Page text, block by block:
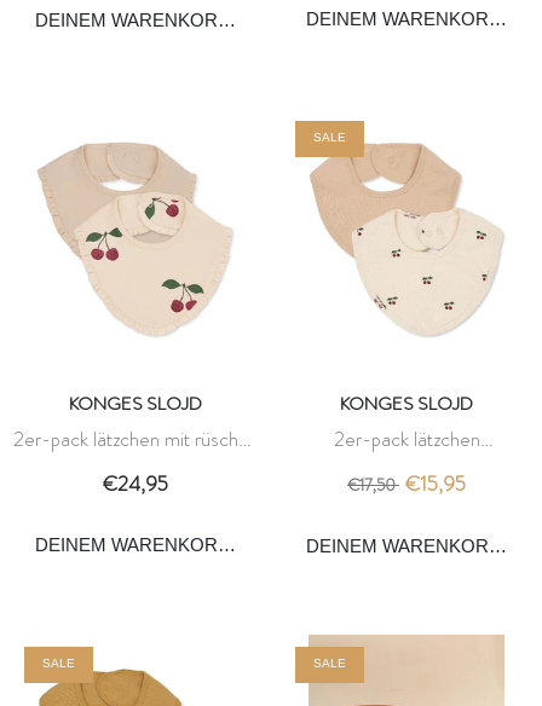
DEINEM WARENKORB HINZUFÜGENDEINEM WARENKORB
KONGES SLOJD
2er-pack lätzchen mit rüschen
– ma grande cerise – konges
slojd
€24,95
DEINEM WARENKORB HINZUFÜGEN
SALE
KONGES SLOJD
2er-pack lätzchen
neugeborene - cherry -
konges slojd
€17,50 €15,95
DEINEM WARENKORB
SALE SALE